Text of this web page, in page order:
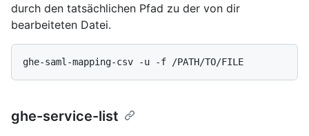
durch den tatsächlichen Pfad zu der von dir
bearbeiteten Datei.
ghe-service-list